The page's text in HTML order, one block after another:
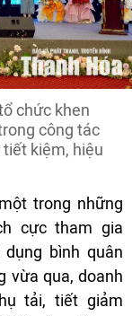
chức khen
công tác
kiệm, hiệu
trong những
cực tham gia
bình quân
vừa qua, doanh
tải, tiết giảm